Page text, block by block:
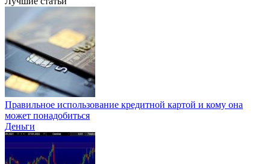
Правильное использование кредитной картой и кому она
может понадобиться
Деньги